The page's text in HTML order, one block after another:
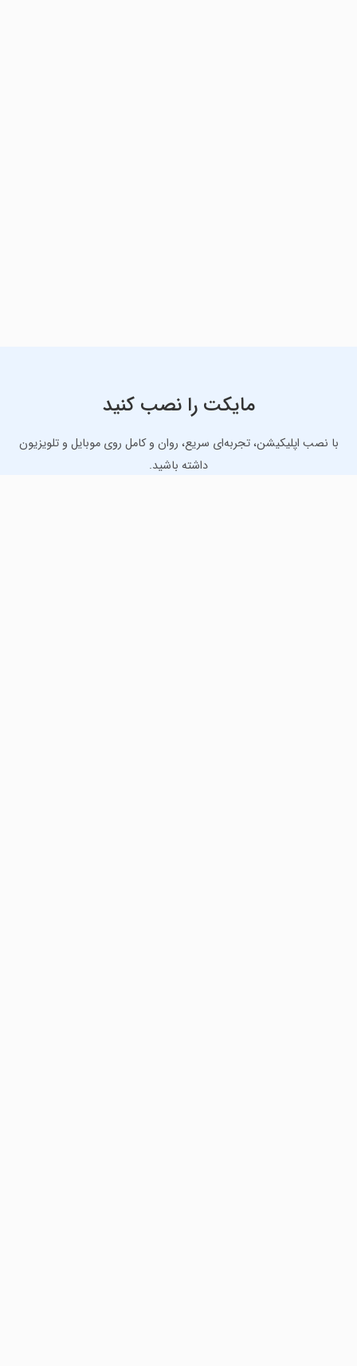
مایکت را نصب کنید
با نصب اپلیکیشن، تجربه‌ای سریع، روان و کامل روی موبایل و تلویزیون
داشته باشید.